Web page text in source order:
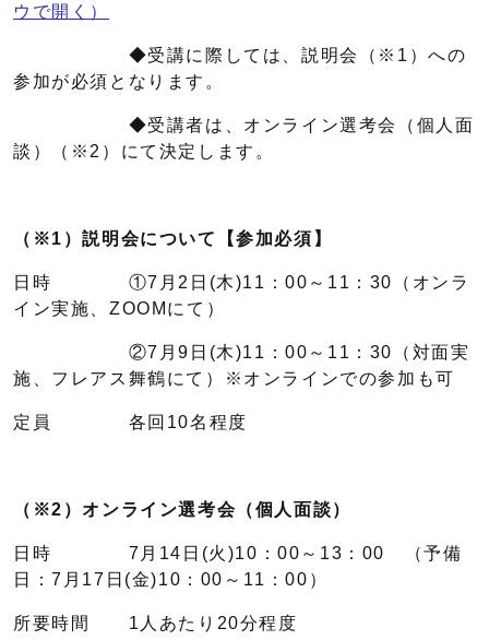
ウで開く）
◆受講に際しては、説明会（※1）への
参加が必須となります。
◆受講者は、オンライン選考会（個人面
談）（※2）にて決定します。
（※1）説明会について【参加必須】
日時 ①7月2日(木)11：00～11：30（オンラ
イン実施、ZOOMにて）
②7月9日(木)11：00～11：30（対面実
施、フレアス舞鶴にて）※オンラインでの参加も可
定員 各回10名程度
（※2）オンライン選考会（個人面談）
日時 7月14日(火)10：00～13：00 （予備
日：7月17日(金)10：00～11：00）
所要時間 1人あたり20分程度